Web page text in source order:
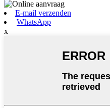
E-mail verzenden
WhatsApp
x